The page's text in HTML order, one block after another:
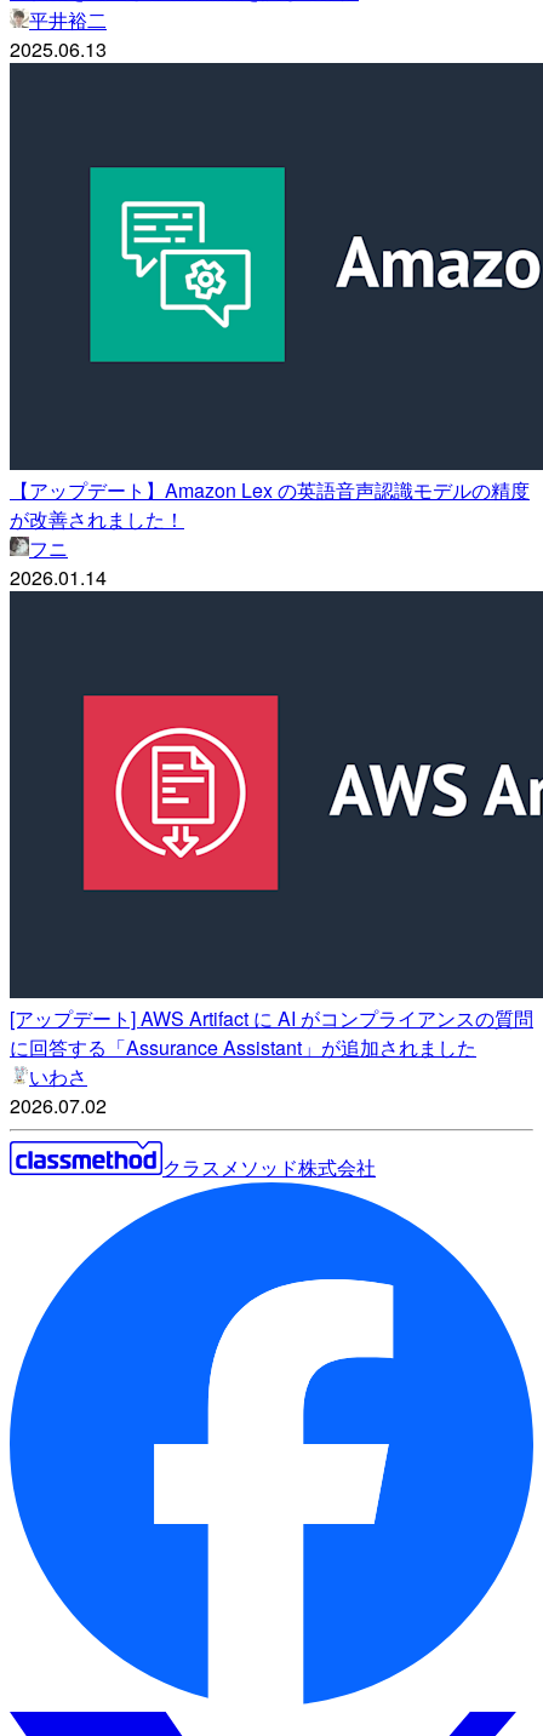
平井裕二
2025.06.13
【アップデート】Amazon Lex の英語音声認識モデルの精度
が改善されました！
フニ
2026.01.14
[アップデート] AWS Artifact に AI がコンプライアンスの質問
に回答する「Assurance Assistant」が追加されました
いわさ
2026.07.02
クラスメソッド株式会社